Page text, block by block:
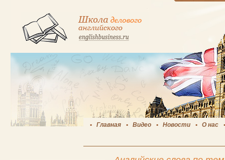
Главная Видео Новости О нас